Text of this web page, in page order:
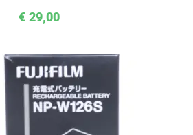
€ 29,00